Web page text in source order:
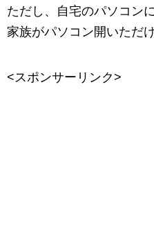
ただし、自宅のパソコン
家族がパソコン開いただ
<スポンサーリンク>